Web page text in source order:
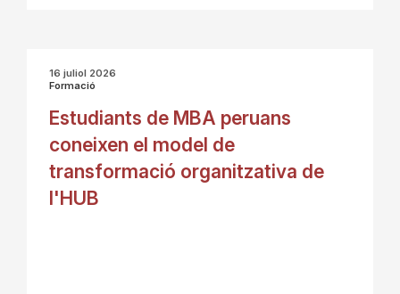
16 juliol 2026
Formació
Estudiants de MBA peruans
coneixen el model de
transformació organitzativa de
l'HUB